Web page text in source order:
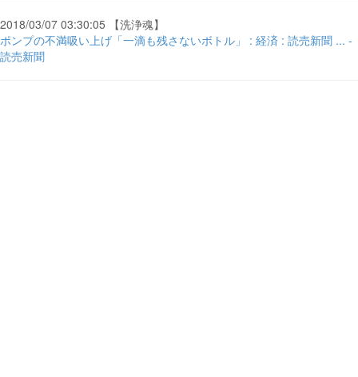
2018/03/07 03:30:05 【洗浄魂】
ポンプの不満吸い上げ「一滴も残さないボトル」 : 経済 : 読売新聞 ... -
読売新聞